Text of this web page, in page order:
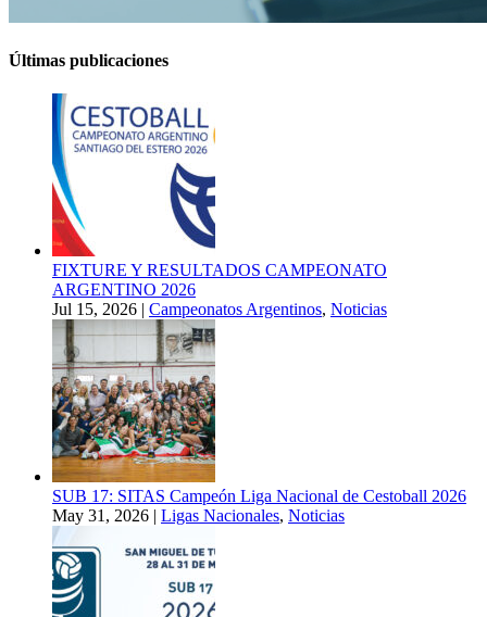
Últimas publicaciones
FIXTURE Y RESULTADOS CAMPEONATO
ARGENTINO 2026
Jul 15, 2026 | Campeonatos Argentinos, Noticias
SUB 17: SITAS Campeón Liga Nacional de Cestoball 2026
May 31, 2026 | Ligas Nacionales, Noticias